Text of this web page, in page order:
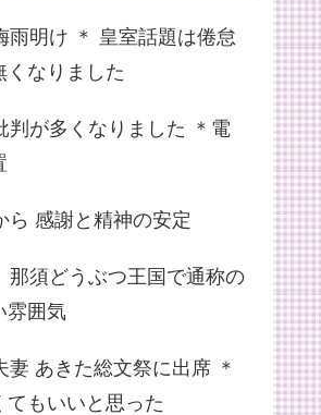
雨明け ＊ 皇室話題は倦怠
くなりました
判が多くなりました ＊電
ら 感謝と精神の安定
那須どうぶつ王国で通称の
雰囲気
妻 あきた総文祭に出席 ＊
てもいいと思った